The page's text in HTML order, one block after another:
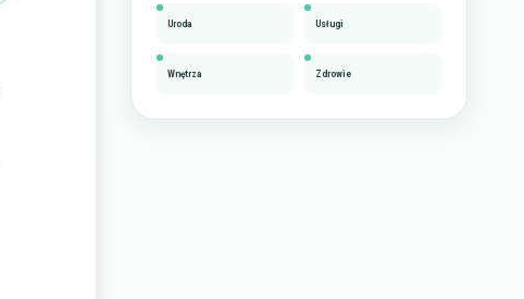
Uroda Usługi
Wnętrza Zdrowie